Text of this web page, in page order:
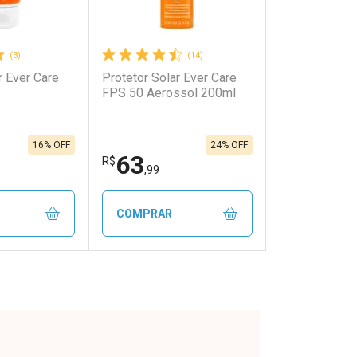
(3)
Care
16% OFF
(14)
Protetor Solar Ever Care
FPS 50 Aerossol 200ml
R$63,99
24% OFF
COMPRAR